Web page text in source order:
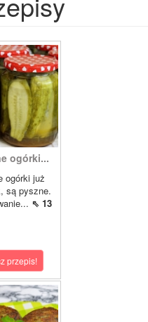
ogórki...
ogórki już
są pyszne.
⇖ 13
przepis!